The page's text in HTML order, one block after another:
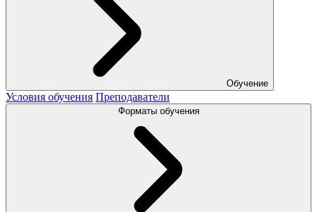
Обучение
Условия обучения Преподаватели
Форматы обучения